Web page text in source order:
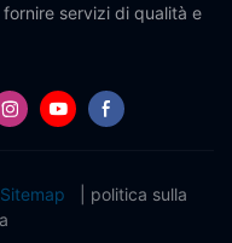
servizi di qualità e
Sitemap
politica sulla